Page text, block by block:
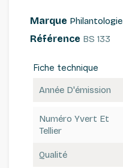
Marque Philantologie
Référence BS 133
Fiche technique
Année D'émission
Numéro Yvert Et
Tellier
Qualité